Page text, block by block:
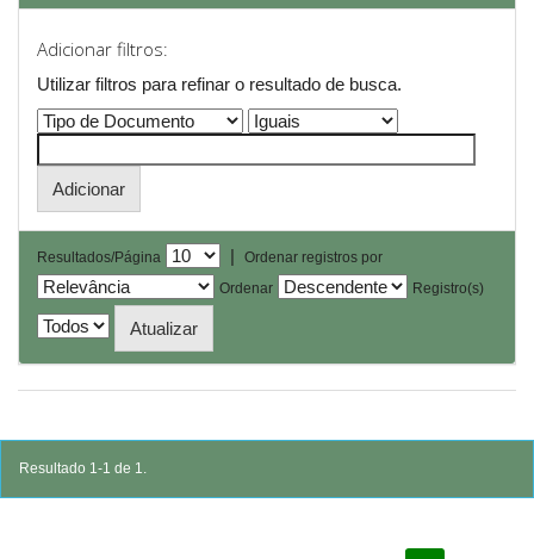
Adicionar filtros:
Utilizar filtros para refinar o resultado de busca.
Resultados/Página |
Ordenar registros por
Ordenar
Registro(s)
Resultado 1-1 de 1.